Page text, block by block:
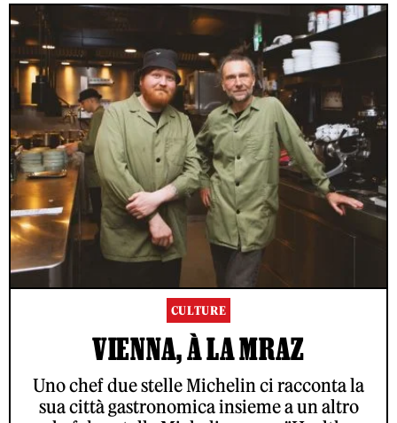
CULTURE
VIENNA, À LA MRAZ
Uno chef due stelle Michelin ci racconta la
sua città gastronomica insieme a un altro